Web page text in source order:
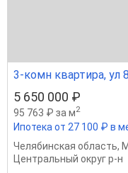
3-комн квартира, ул
5 650 000 ₽
95 763 ₽ за м2
Ипотека от 27 100 ₽ в
Челябинская область,
Центральный округ р-н